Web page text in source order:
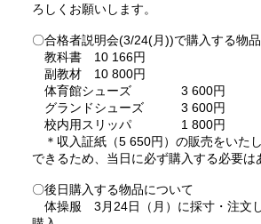
ろしくお願いします。
〇合格者説明会(3/24(月))で購入する物
教科書 10 166円
副教材 10 800円
体育館シューズ 3 600円
グランドシューズ 3 600円
校内用スリッパ 1 800円
＊収入証紙（5 650円）の販売をいた
できるため、当日に必ず購入する必要は
〇後日購入する物品について
体操服 3月24日（月）に採寸・注文